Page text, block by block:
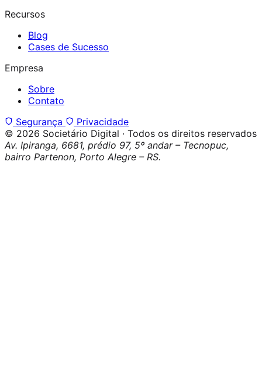
Recursos
Blog
Cases de Sucesso
Empresa
Sobre
Contato
Segurança
Privacidade
© 2026 Societário Digital · Todos os direitos reservados
Av. Ipiranga, 6681, prédio 97, 5º andar – Tecnopuc,
bairro Partenon, Porto Alegre – RS.